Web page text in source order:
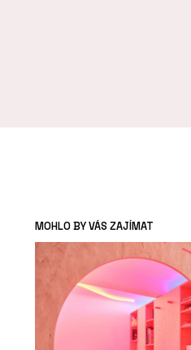
MOHLO BY VÁS ZAJÍMAT